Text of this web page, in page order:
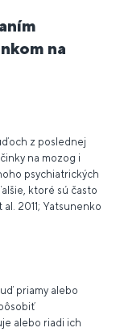
na
z poslednej
na mozog i
psychiatrických
ktoré sú často
2011; Yatsunenko
priamy alebo
alebo riadi ich